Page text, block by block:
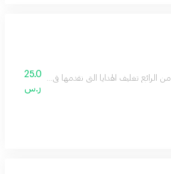
من الرائع تغليف الهدايا التي نقدمها في حياتنا ...
25.0
ر.س